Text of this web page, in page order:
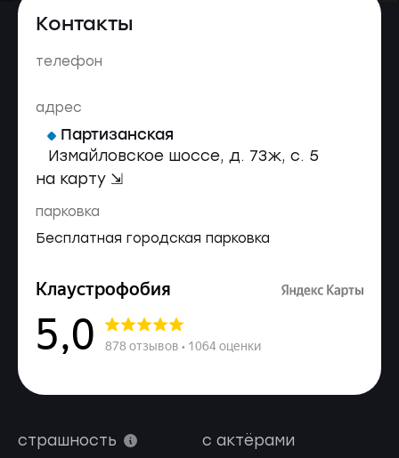
Контакты
телефон
адрес
Партизанская
Измайловское шоссе, д. 73ж, с. 5
на карту ⇲
парковка
Бесплатная городская парковка
страшность
с актёрами